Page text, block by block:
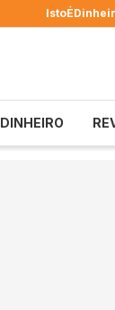
IstoÉ
DINHEIRO